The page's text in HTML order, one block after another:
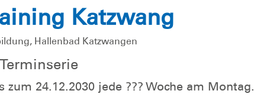
Katzwang
Hallenbad Katzwangen
Terminserie
24.12.2030 jede ??? Woche am Montag.